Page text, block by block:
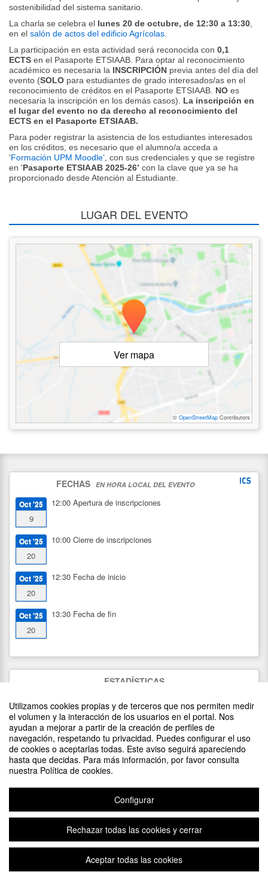
Utilizamos cookies propias y de terceros que nos permiten medir
el volumen y la interacción de los usuarios en el portal. Nos
ayudan a mejorar a partir de la creación de perfiles de
navegación, respetando tu privacidad. Puedes configurar el uso
de cookies o aceptarlas todas. Este aviso seguirá apareciendo
hasta que decidas. Para más información, por favor consulta
nuestra Política de cookies.
Configurar
Rechazar todas las cookies y cerrar
Aceptar todas las cookies
sostenibilidad del sistema sanitario.
La charla se celebra el lunes 20 de octubre, de 12:30 a 13:30
en el salón de actos del edificio Agrícolas
La participación en esta actividad será reconocida con 0,1
ECTS en el Pasaporte ETSIAAB. Para optar al reconocimiento
académico es necesaria la INSCRIPCIÓN previa antes del día del
evento (SOLO para estudiantes de grado interesados/as en el
reconocimiento de créditos en el Pasaporte ETSIAAB. NO es
necesaria la inscripción en los demás casos). La inscripción en
el lugar del evento no da derecho al reconocimiento del
ECTS en el Pasaporte ETSIAAB.
Para poder registrar la asistencia de los estudiantes interesados
en los créditos, es necesario que el alumno/a acceda a
‘Formación UPM Moodle’ , con sus credenciales y que se registre
en 'Pasaporte ETSIAAB 2025-26’ con la clave que ya se ha
proporcionado desde Atención al Estudiante.
LUGAR DEL EVENTO
Ver mapa
© OpenStreetMap Contributors
FECHAS EN HORA LOCAL DEL EVENTO
Oct '25
9
12:00 Apertura de inscripciones
Oct '25
20
10:00 Cierre de inscripciones
Oct '25
20
12:30 Fecha de inicio
Oct '25
20
13:30 Fecha de fin
ESTADÍSTICAS
1006visitas
64asistentes( 64confirmados)
DIFUNDE TU EVENTO PONIENDO EL SIGUIENTE CÓDIGO
EN TU SITIO
Copyright © 2026